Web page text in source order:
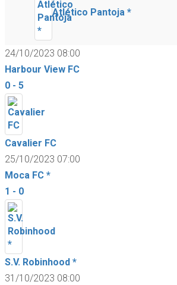
Atlético Pantoja *
24/10/2023 08:00
Harbour View FC
0 - 5
Cavalier FC
25/10/2023 07:00
Moca FC *
1 - 0
S.V. Robinhood *
31/10/2023 08:00